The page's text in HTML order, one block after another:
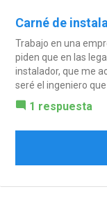
Carné de
Trabajo en una
piden que en las
instalador, que me
seré el ingeniero que
1 respuesta